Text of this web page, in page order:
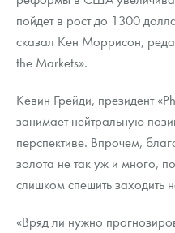
пойдет в рост до 1300
сказал Кен Моррисон,
the Markets».
Кевин Грейди, президент
занимает нейтральную
перспективе. Впрочем,
золота не так уж и много,
слишком спешить заходить
«Вряд ли нужно